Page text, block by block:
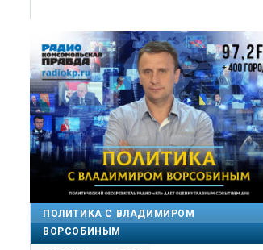
ПОЛИТИКА С ВЛАДИМИРОМ
ВОРСОБИНЫМ